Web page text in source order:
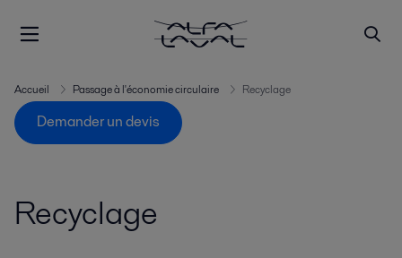
Accueil Passage à l'économie circulaire Recyclage
Demander un devis
Recyclage